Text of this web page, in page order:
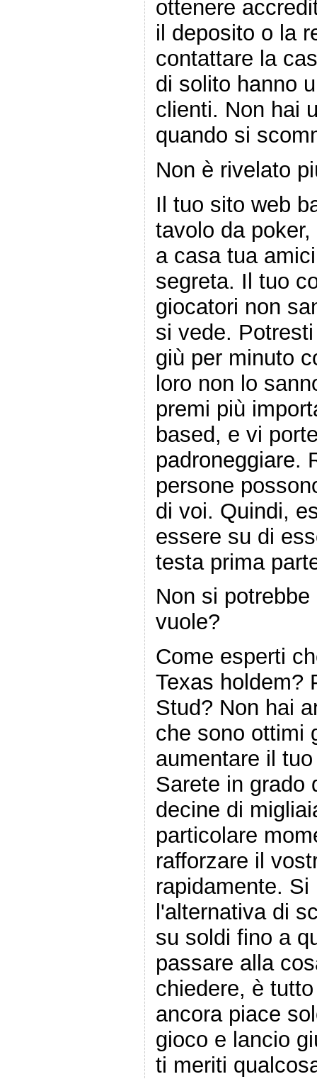
ottenere
il deposito o la
contattare la
di solito hanno
clienti. Non hai
quando si
Non è rivelato
Il tuo sito web
tavolo da
a casa tua
segreta. Il tuo
giocatori non
si vede.
giù per minuto
loro non lo
premi più
based, e vi
padroneggiare.
persone
di voi. Quindi,
essere su di
testa prima
Non si
vuole?
Come esperti
Texas holdem?
Stud? Non hai
che sono ottimi
aumentare il
Sarete in grado
decine di
particolare
rafforzare il
rapidamente.
l'alternativa di
su soldi fino a
passare alla
chiedere, è
ancora piace
gioco e lancio
ti meriti